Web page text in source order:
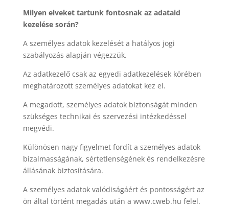
Milyen elveket tartunk fontosnak az adataid
kezelése során?
A személyes adatok kezelését a hatályos jogi
szabályozás alapján végezzük.
Az adatkezelő csak az egyedi adatkezelések körében
meghatározott személyes adatokat kez el.
A megadott, személyes adatok biztonságát minden
szükséges technikai és szervezési intézkedéssel
megvédi.
Különösen nagy figyelmet fordít a személyes adatok
bizalmasságának, sértetlenségének és rendelkezésre
állásának biztosítására.
A személyes adatok valódiságáért és pontosságért az
ön által történt megadás után a www.cweb.hu felel.